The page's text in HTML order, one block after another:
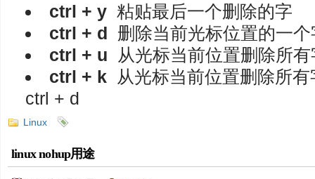
ctrl + y 粘贴最后一个删除的字
ctrl + d 删除当前光标位置的一
ctrl + u 从光标当前位置删除所
ctrl + k 从光标当前位置删除所
ctrl + d
Linux
linux nohup用途